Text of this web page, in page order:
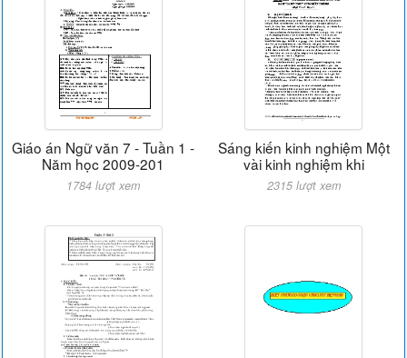
Giáo án Ngữ văn 7 - Tuần 1 -
Năm học 2009-201
1784 lượt xem
Sáng kiến kinh nghiệm Một
vài kinh nghiệm khi
2315 lượt xem